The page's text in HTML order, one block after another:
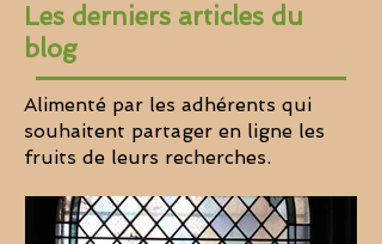
Les derniers articles du
blog
Alimenté par les adhérents qui
souhaitent partager en ligne les
fruits de leurs recherches.